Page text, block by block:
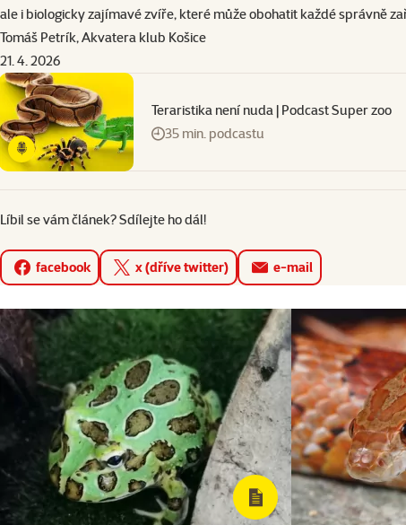
ale i biologicky zajímavé zvíře, které může obohatit každé správně
Tomáš Petrík, Akvatera klub Košice
21. 4. 2026
Teraristika není nuda | Podcast Super zoo
35 min. podcastu
Líbil se vám článek? Sdílejte ho dál!
facebook x (dříve twitter)
e-mail